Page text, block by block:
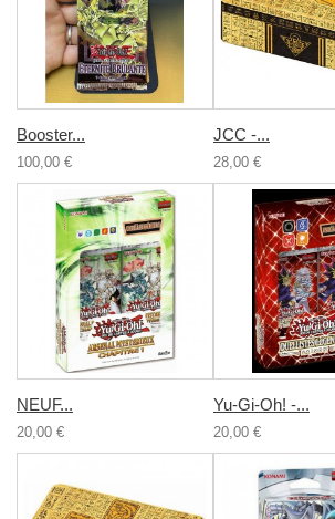
Booster...
100,00 €
JCC -...
28,00 €
NEUF...
20,00 €
Yu-Gi-Oh! -...
20,00 €